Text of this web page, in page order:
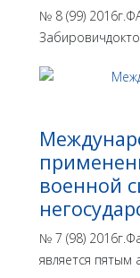
№ 8 (99)
военной
№ 7 (98)
является пятым